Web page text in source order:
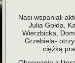
Nasi wspaniali
Julia Gołda,
Wierzbicka,
Grzebiela-
ciężką